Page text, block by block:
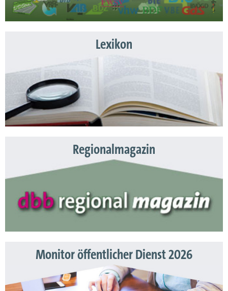
Lexikon
Regionalmagazin
Monitor öffentlicher Dienst 2026